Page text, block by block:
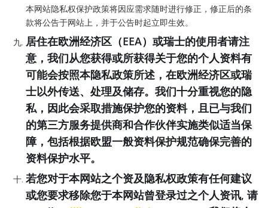
本网站隐私权保护政策将因应需求随时进行修正，修正后的条
款将公告于网站上，并于公告时起立即生效。
居住在欧洲经济区（EEA）或瑞士的使用者请注
意，我们从您获得或所获得关于您的个人资料有
可能会按照本隐私政策所述，在欧洲经济区或瑞
士以外传送、处理及储存。我们十分重视您的隐
私，因此会采取措施保护您的资料，且已与我们
的第三方服务提供商和合作伙伴实施类似适当保
障，包括根据欧盟一般资料保护规范确保完善的
资料保护水平。
若您对于本网站之个资及隐私权政策有任何建议
或您要求移除您于本网站曾登录过之个人资讯, 请